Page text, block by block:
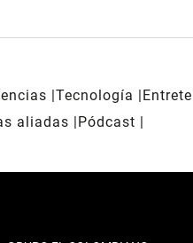
Tecnología
aliadas
Pódcast